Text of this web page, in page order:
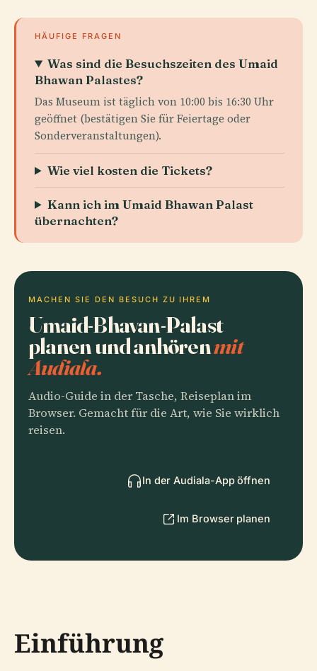
HÄUFIGE FRAGEN
Was sind die Besuchszeiten des Umaid
Bhawan Palastes?
Das Museum ist täglich von 10:00 bis 16:30 Uhr
geöffnet (bestätigen Sie für Feiertage oder
Sonderveranstaltungen).
Wie viel kosten die Tickets?
Kann ich im Umaid Bhawan Palast
übernachten?
MACHEN SIE DEN BESUCH ZU IHREM
Umaid-Bhavan-Palast
planen und anhörenmit
Audiala.
Audio-Guide in der Tasche, Reiseplan im
Browser. Gemacht für die Art, wie Sie wirklich
reisen.
In der Audiala-App öffnen
Im Browser planen
Einführung